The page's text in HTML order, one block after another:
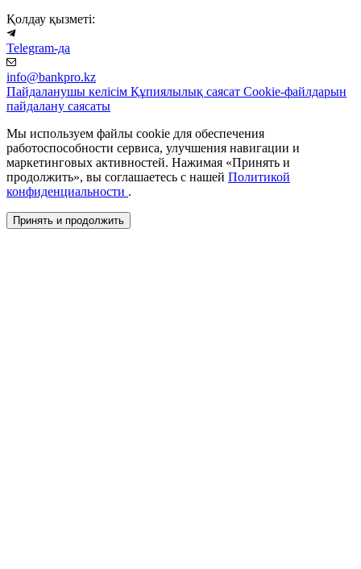
Қолдау қызметі:
Telegram-да
info@bankpro.kz
Пайдаланушы келісім Құпиялылық саясат Cookie-файлдарын
пайдалану саясаты
Мы используем файлы cookie для обеспечения
работоспособности сервиса, улучшения навигации и
маркетинговых активностей. Нажимая «Принять и
продолжить», вы соглашаетесь с нашей Политикой
конфиденциальности .
Принять и продолжить